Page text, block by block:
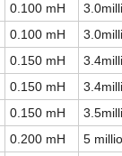
0.100 mH
0.100 mH
0.150 mH
0.150 mH
0.150 mH
0.200 mH 5